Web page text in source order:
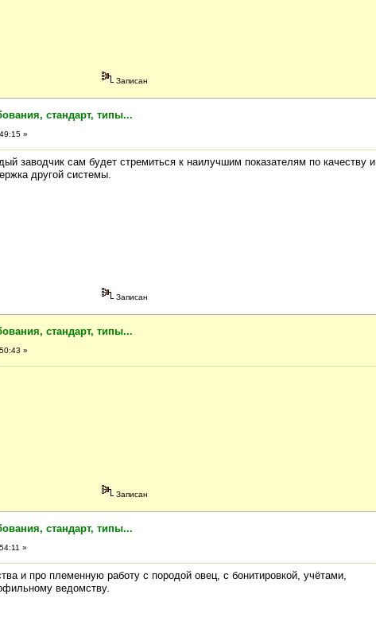
Записан
стандарт, типы...
»
заводчик сам будет стремиться к наилучшим показателям по качеству и
другой системы.
Записан
стандарт, типы...
»
Записан
стандарт, типы...
»
и про племенную работу с породой овец, с бонитировкой, учётами,
ведомству.